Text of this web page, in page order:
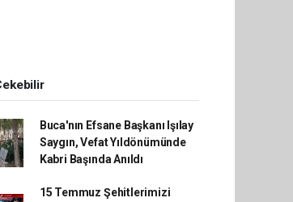
Buca'nın Efsane Başkanı Işılay
Saygın, Vefat Yıldönümünde
Kabri Başında Anıldı
15 Temmuz Şehitlerimizi